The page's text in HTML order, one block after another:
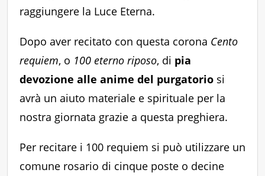
raggiungere la Luce Eterna.
Dopo aver recitato con questa corona Cento
requiem, o 100 eterno riposo, di pia
devozione alle anime del purgatorio si
avrà un aiuto materiale e spirituale per la
nostra giornata grazie a questa preghiera.
Per recitare i 100 requiem si può utilizzare un
comune rosario di cinque poste o decine